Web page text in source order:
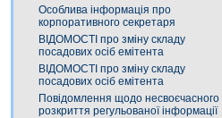
Особлива інформація про
корпоративного секретаря
ВІДОМОСТІ про зміну складу
посадових осіб емітента
ВІДОМОСТІ про зміну складу
посадових осіб емітента
Повідомлення щодо несвоєчасного
розкриття регульованої інформації